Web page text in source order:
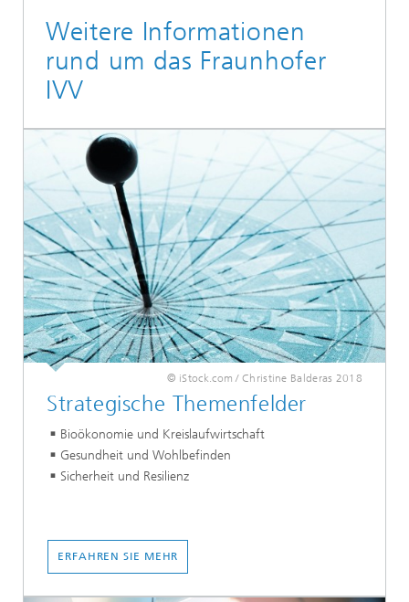
Weitere Informationen
rund um das Fraunhofer
IVV
© iStock.com / Christine Balderas 2018
Strategische Themenfelder
Bioökonomie und Kreislaufwirtschaft
Gesundheit und Wohlbefinden
Sicherheit und Resilienz
ERFAHREN SIE MEHR